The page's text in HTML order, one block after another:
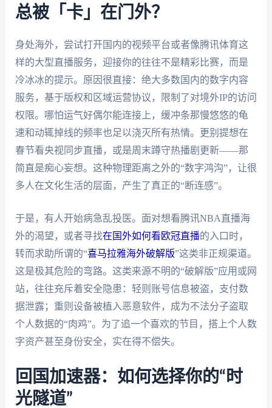
总被「卡」在门外？
身处海外，尝试打开国内的视频平台或者像腾讯体育这
样的大型直播服务，迎接你的往往不是精彩比赛，而是
冷冰冰的提示。原因很直接：绝大多数国内的数字内容
服务，基于版权和区域运营协议，限制了对境外IP的访问
权限。哪怕运气好偶尔能连接上，缓冲条那慢悠悠的龟
速和动辄掉线的频率也足以浇灭所有热情。更别提想在
春节看央视同步直播，或是周末蹲守热播剧更新——那
简直是痴心妄想。这种物理距离之外的“数字鸿沟”，让很
多人在文化生活的层面，产生了真正的“断连感”。
于是，有人开始病急乱投医。面对想看腾讯NBA直播海
外的渴望，或者寻找在国外如何看欧冠直播的入口时，
转而求助所谓的“喜马拉雅海外破解版”这类非正规渠道。
这是极其危险的弯路。这类来源不明的“破解版”应用或网
站，往往充斥着安全隐患：轻则账号信息被盗，支付数
据泄露；重则设备被植入恶意软件，成为不法分子盗取
个人数据的“肉鸡”。为了追一个喜欢的节目，搭上个人数
字资产甚至身份安全，实在得不偿失。
回国加速器：如何选择你的“时
光隧道”